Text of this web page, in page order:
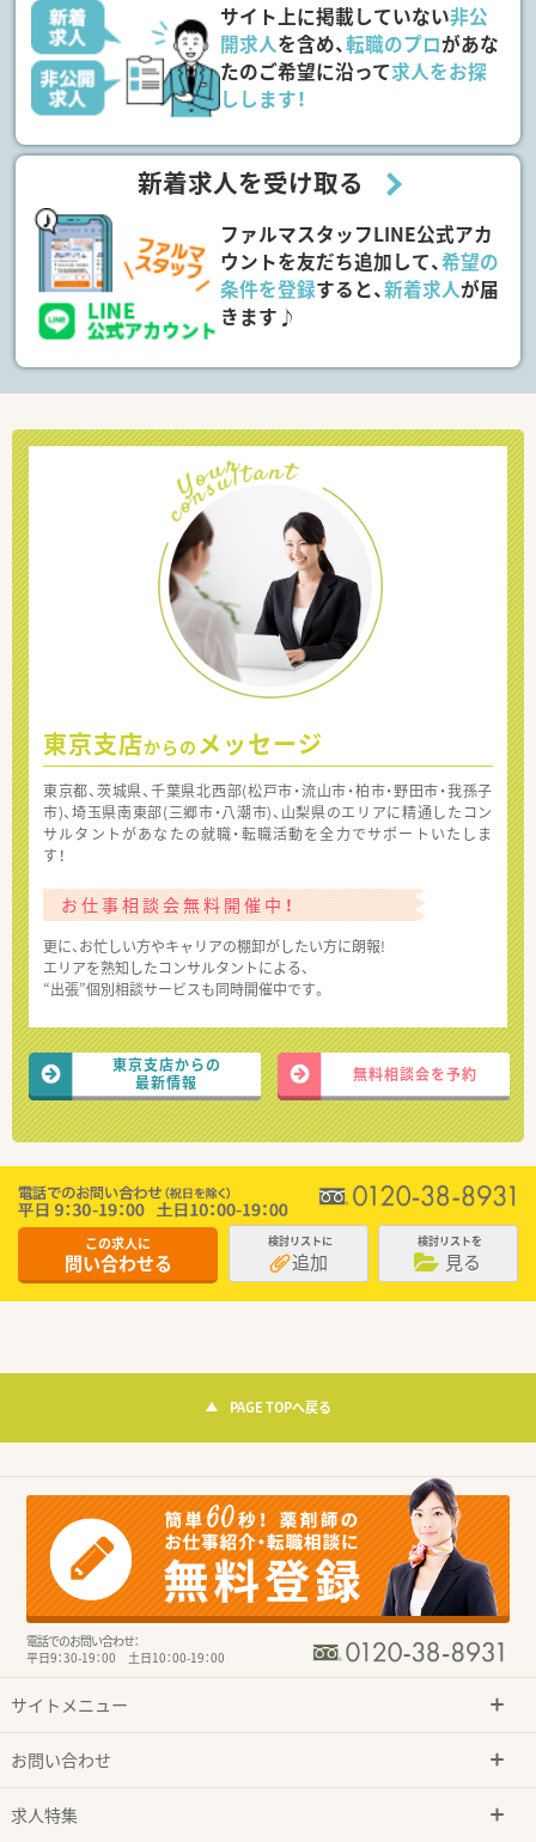
サイト上に掲載していない非公
開求人を含め、転職のプロがあな
たのご希望に沿って求人をお探
しします！
新着求人を受け取る
ファルマスタッフLINE公式アカ
ウントを友だち追加して、希望の
条件を登録すると、新着求人が届
きます♪
東京支店からの メッセージ
東京都、茨城県、千葉県北西部(松戸市・流山市・柏市・野田市・我孫子
市)、埼玉県南東部(三郷市・八潮市)、山梨県のエリアに精通したコン
サルタントがあなたの就職・転職活動を全力でサポートいたしま
す！
お仕事相談会無料開催中！
更に、お忙しい方やキャリアの棚卸がしたい方に朗報!
エリアを熟知したコンサルタントによる、
“出張”個別相談サービスも同時開催中です。
東京支店からの
最新情報
無料相談会を予約
この求人に
問い合わせる
検討リストに
追加
検討リストを
見る
PAGE TOPへ戻る
電話でのお問い合わせ：
平日9：30-19：00 土日10：00-19：00
サイトメニュー
お問い合わせ
求人特集